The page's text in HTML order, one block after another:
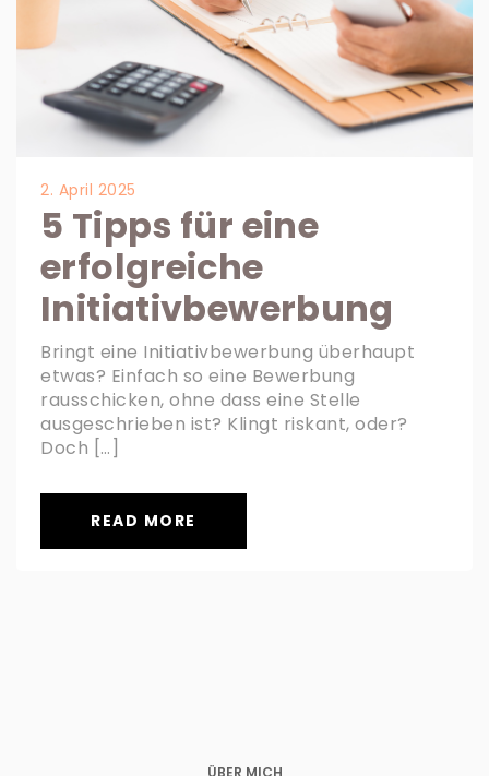
2. April 2025
5 Tipps für eine
erfolgreiche
Initiativbewerbung
Bringt eine Initiativbewerbung überhaupt
etwas? Einfach so eine Bewerbung
rausschicken, ohne dass eine Stelle
ausgeschrieben ist? Klingt riskant, oder?
Doch […]
READ MORE
ÜBER MICH